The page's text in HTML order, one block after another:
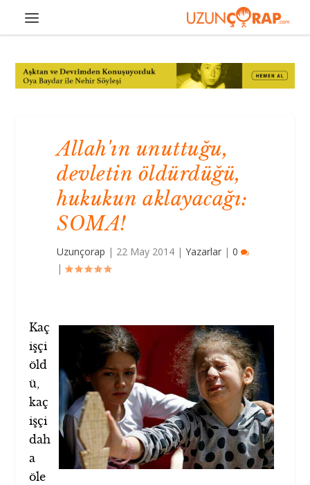
Allah'ın unuttuğu,
devletin öldürdüğü,
hukukun aklayacağı:
SOMA!
Uzunçorap | 22 May 2014 |Yazarlar |0
|
Kaç
işçi
öld
ü,
kaç
işçi
dah
a
öle